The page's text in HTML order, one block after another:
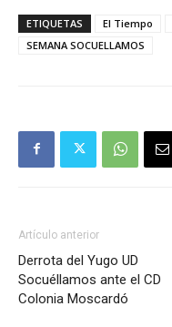
ETIQUETAS El Tiempo
SEMANA SOCUELLAMOS
Artículo anterior
Derrota del Yugo UD
Socuéllamos ante el CD
Colonia Moscardó